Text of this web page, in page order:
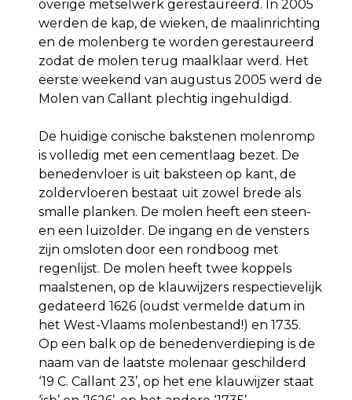
overige metselwerk gerestaureerd. In 2005
werden de kap, de wieken, de maalinrichting
en de molenberg te worden gerestaureerd
zodat de molen terug maalklaar werd. Het
eerste weekend van augustus 2005 werd de
Molen van Callant plechtig ingehuldigd.
De huidige conische bakstenen molenromp
is volledig met een cementlaag bezet. De
benedenvloer is uit baksteen op kant, de
zoldervloeren bestaat uit zowel brede als
smalle planken. De molen heeft een steen-
en een luizolder. De ingang en de vensters
zijn omsloten door een rondboog met
regenlijst. De molen heeft twee koppels
maalstenen, op de klauwijzers respectievelijk
gedateerd 1626 (oudst vermelde datum in
het West-Vlaams molenbestand!) en 1735.
Op een balk op de benedenverdieping is de
naam van de laatste molenaar geschilderd
‘19 C. Callant 23’, op het ene klauwijzer staat